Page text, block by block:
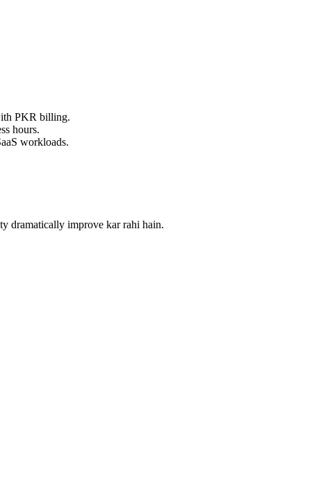
PKR billing.
hours.
workloads.
dramatically improve kar rahi hain.